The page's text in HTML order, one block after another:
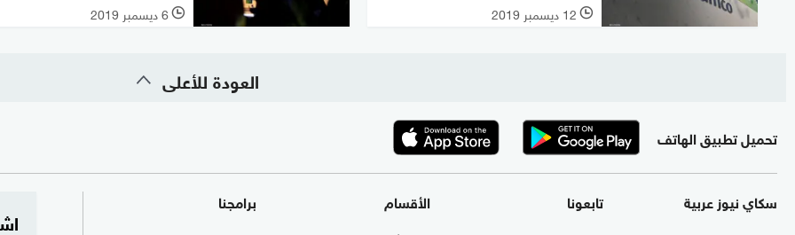
l 12 ديسمبر 2019 l 6 ديسمبر 2019
العودة للأعلى
تحميل تطبيق الهاتف
سكاي نيوز عربية تابعونا الأقسام برامجنا